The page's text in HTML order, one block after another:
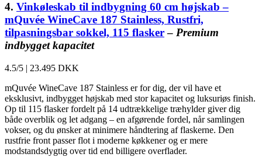
4. Vinkøleskab til indbygning 60 cm højskab –
mQuvée WineCave 187 Stainless, Rustfri,
tilpasningsbar sokkel, 115 flasker– Premium
indbygget kapacitet
4.5/5 | 23.495 DKK
mQuvée WineCave 187 Stainless er for dig, der vil have et
eksklusivt, indbygget højskab med stor kapacitet og luksuriøs finish.
Op til 115 flasker fordelt på 14 udtrækkelige træhylder giver dig
både overblik og let adgang – en afgørende fordel, når samlingen
vokser, og du ønsker at minimere håndtering af flaskerne. Den
rustfrie front passer flot i moderne køkkener og er mere
modstandsdygtig over tid end billigere overflader.